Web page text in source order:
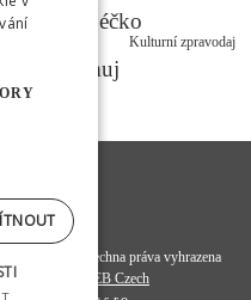
Kulturní zpravodaj
- všechna práva vyhrazena
OMEGA WEB Czech